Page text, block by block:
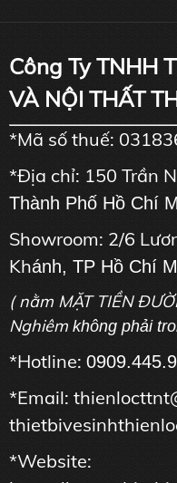
Công Ty TNHH
VÀ NỘI THẤT
*Mã số thuế:
*Địa chỉ: 150 Trần
Thành Phố Hồ Chí
Showroom: 2/6
Khánh, TP Hồ Chí
( nằm MẶT TIỀN
Nghiêm không phải
*Hotline:
*Email:
*Website: